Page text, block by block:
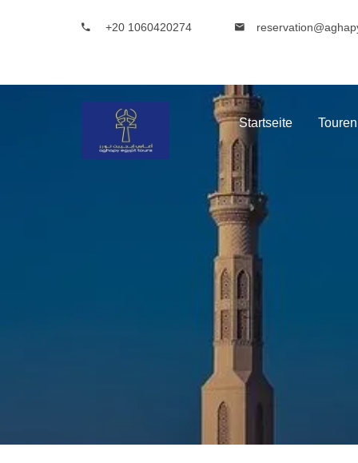
+20 1060420274
Startseite